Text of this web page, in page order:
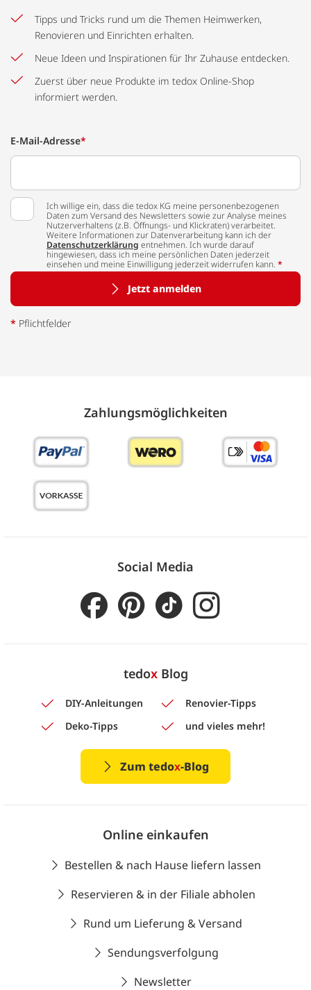
Tipps und Tricks rund um die Themen Heimwerken,
Renovieren und Einrichten erhalten.
Neue Ideen und Inspirationen für Ihr Zuhause entdecken.
Zuerst über neue Produkte im tedox Online-Shop
informiert werden.
E-Mail-Adresse*
Ich willige ein, dass die tedox KG meine personenbezogenen
Daten zum Versand des Newsletters sowie zur Analyse meines
Nutzerverhaltens (z.B. Öffnungs- und Klickraten) verarbeitet.
Weitere Informationen zur Datenverarbeitung kann ich der
Datenschutzerklärung entnehmen. Ich wurde darauf
hingewiesen, dass ich meine persönlichen Daten jederzeit
einsehen und meine Einwilligung jederzeit widerrufen kann. *
Jetzt anmelden
* Pflichtfelder
Zahlungs­möglich­keiten
Social Media
tedoxBlog
DIY-Anleitungen
Renovier-Tipps
Deko-Tipps
und vieles mehr!
Zum tedox-Blog
Online einkaufen
Bestellen & nach Hause liefern lassen
Reservieren & in der Filiale abholen
Rund um Lieferung & Versand
Sendungsverfolgung
Newsletter